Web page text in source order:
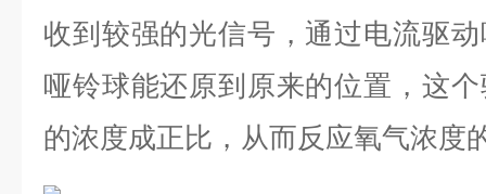
收到较强的光信号，通过电流驱
哑铃球能还原到原来的位置，这
的浓度成正比，从而反应氧气浓度